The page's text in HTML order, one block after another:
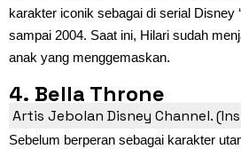
karakter iconik sebagai di serial Disney
sampai 2004. Saat ini, Hilari sudah
anak yang menggemaskan.
4. Bella Throne
Artis Jebolan Disney Channel.
Sebelum berperan sebagai karakter